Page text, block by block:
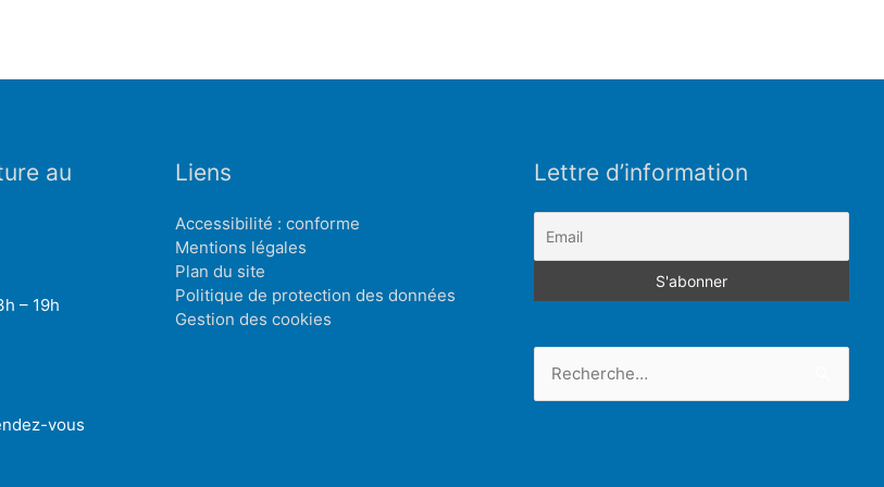
au
– 19h
vous
Liens
Accessibilité : conforme
Mentions légales
Plan du site
Politique de protection des données
Gestion des cookies
Lettre d’information